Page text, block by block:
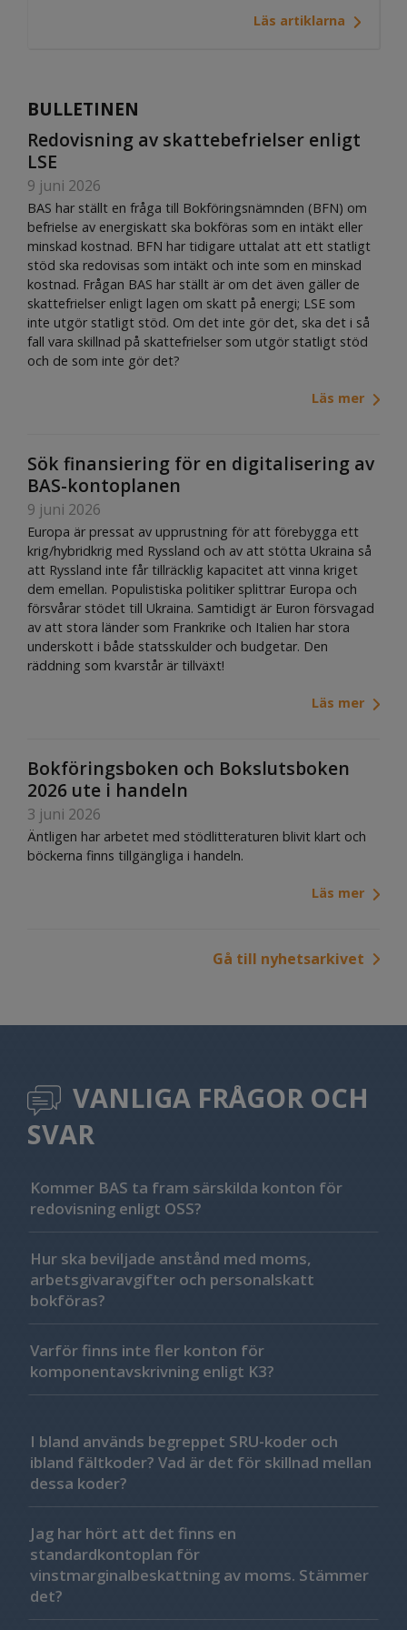
Läs artiklarna
BULLETINEN
Redovisning av skattebefrielser enligt
LSE
9 juni 2026
BAS har ställt en fråga till Bokföringsnämnden (BFN) om
befrielse av energiskatt ska bokföras som en intäkt eller
minskad kostnad. BFN har tidigare uttalat att ett statligt
stöd ska redovisas som intäkt och inte som en minskad
kostnad. Frågan BAS har ställt är om det även gäller de
skattefrielser enligt lagen om skatt på energi; LSE som
inte utgör statligt stöd. Om det inte gör det, ska det i så
fall vara skillnad på skattefrielser som utgör statligt stöd
och de som inte gör det?
Läs mer
Sök finansiering för en digitalisering av
BAS-kontoplanen
9 juni 2026
Europa är pressat av upprustning för att förebygga ett
krig/hybridkrig med Ryssland och av att stötta Ukraina så
att Ryssland inte får tillräcklig kapacitet att vinna kriget
dem emellan. Populistiska politiker splittrar Europa och
försvårar stödet till Ukraina. Samtidigt är Euron försvagad
av att stora länder som Frankrike och Italien har stora
underskott i både statsskulder och budgetar. Den
räddning som kvarstår är tillväxt!
Läs mer
Bokföringsboken och Bokslutsboken
2026 ute i handeln
3 juni 2026
Äntligen har arbetet med stödlitteraturen blivit klart och
böckerna finns tillgängliga i handeln.
Läs mer
Gå till nyhetsarkivet
VANLIGA FRÅGOR OCH
SVAR
Kommer BAS ta fram särskilda konton för
redovisning enligt OSS?
Hur ska beviljade anstånd med moms,
arbetsgivaravgifter och personalskatt
bokföras?
Varför finns inte fler konton för
komponentavskrivning enligt K3?
I bland används begreppet SRU-koder och
ibland fältkoder? Vad är det för skillnad mellan
dessa koder?
Jag har hört att det finns en
standardkontoplan för
vinstmarginalbeskattning av moms. Stämmer
det?